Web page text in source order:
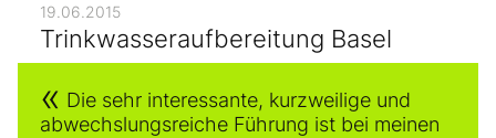
19.06.2015
Trinkwasseraufbereitung Basel
Die sehr interessante, kurzweilige und
abwechslungsreiche Führung ist bei meinen